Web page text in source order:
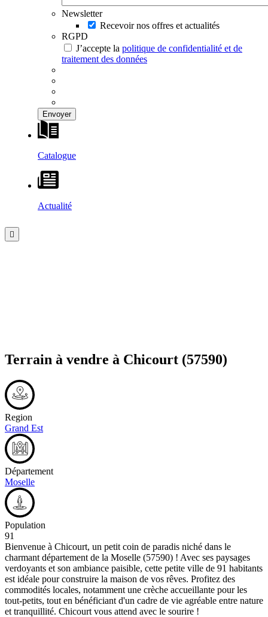
Newsletter
Recevoir nos offres et actualités
RGPD
J’accepte la politique de confidentialité et de
traitement des données
Catalogue
Actualité
Terrain à vendre à Chicourt (57590)
Region
Grand Est
Département
Moselle
Population
91
Bienvenue à Chicourt, un petit coin de paradis niché dans le
charmant département de la Moselle (57590) ! Avec ses paysages
verdoyants et son ambiance paisible, cette petite ville de 91 habitants
est idéale pour construire la maison de vos rêves. Profitez des
commodités locales, notamment une crèche accueillante pour les
tout-petits, tout en bénéficiant d'un cadre de vie agréable entre nature
et tranquillité. Chicourt vous attend avec le sourire !